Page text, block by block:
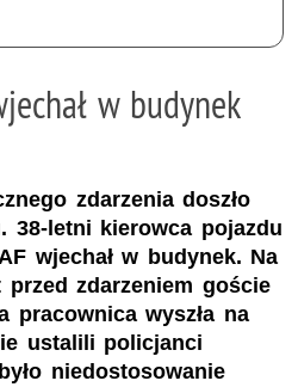
w budynek
zdarzenia doszło
38-letni kierowca pojazdu
wjechał w budynek. Na
zdarzeniem goście
pracownica wyszła na
ustalili policjanci
niedostosowanie